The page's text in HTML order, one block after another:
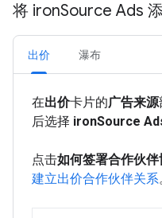
将 ironSource Ads
出价 瀑布
在出价卡片的广告来源
后选择 ironSource
点击如何签署合作伙伴
建立出价合作伙伴关系